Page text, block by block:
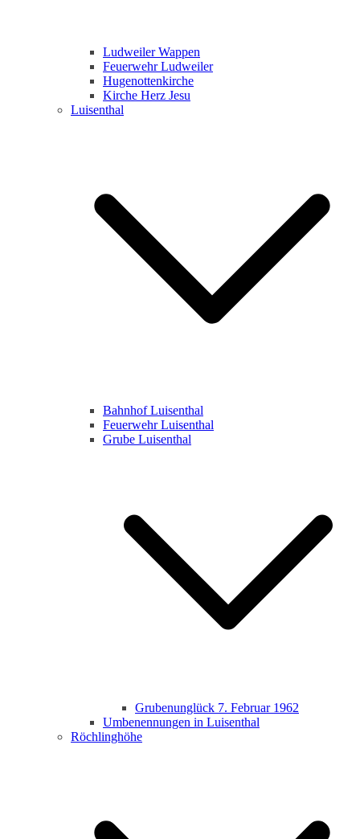
Ludweiler Wappen
Feuerwehr Ludweiler
Hugenottenkirche
Kirche Herz Jesu
Luisenthal
Bahnhof Luisenthal
Feuerwehr Luisenthal
Grube Luisenthal
Grubenunglück 7. Februar 1962
Umbenennungen in Luisenthal
Röchlinghöhe